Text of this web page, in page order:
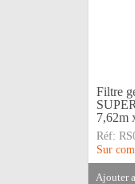
Filtre
7,62m
Réf:
Sur
ajouter